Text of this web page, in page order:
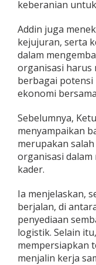
keberanian
Addin juga
kejujuran, serta
dalam
organisasi harus
berbagai potensi
ekonomi
Sebelumnya,
menyampaikan
merupakan
organisasi
kader.
Ia menjelaskan,
berjalan, di
penyediaan
logistik. Selain
mempersiapkan
menjalin kerja